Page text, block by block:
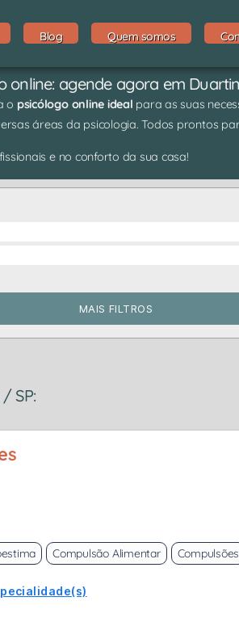
Blog Quem somos
online: agende agora em
o psicólogo online ideal para as suas
áreas da psicologia. Todos prontos
e no conforto da sua casa!
MAIS FILTROS
SP:
Compulsão Alimentar Compulsões